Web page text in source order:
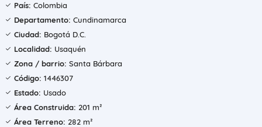
País: Colombia
Departamento: Cundinamarca
Ciudad: Bogotá D.C.
Localidad: Usaquén
Zona / barrio: Santa Bárbara
Código: 1446307
Estado: Usado
Área Construida: 201 m²
Área Terreno: 282 m²